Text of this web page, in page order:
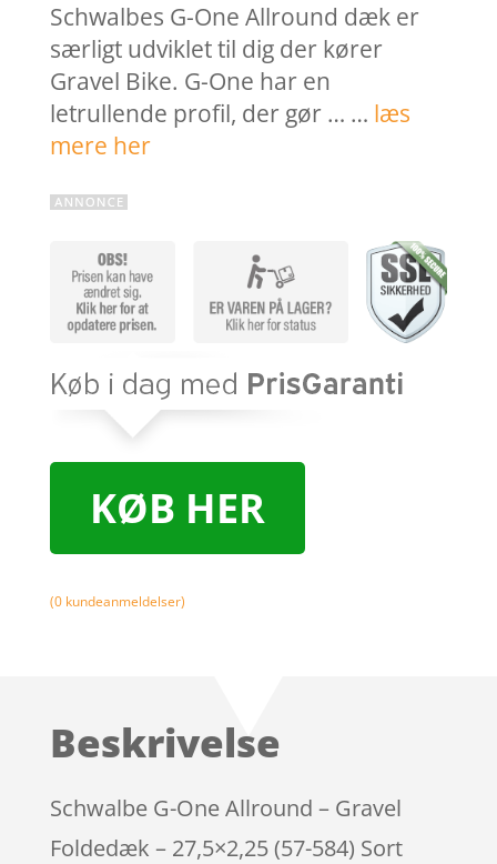
Schwalbes G-One Allround dæk er
særligt udviklet til dig der kører
Gravel Bike. G-One har en
letrullende profil, der gør … … læs
mere her
KØB HER
(0kundeanmeldelser)
Beskrivelse
Schwalbe G-One Allround – Gravel
Foldedæk – 27,5×2,25 (57-584) Sort